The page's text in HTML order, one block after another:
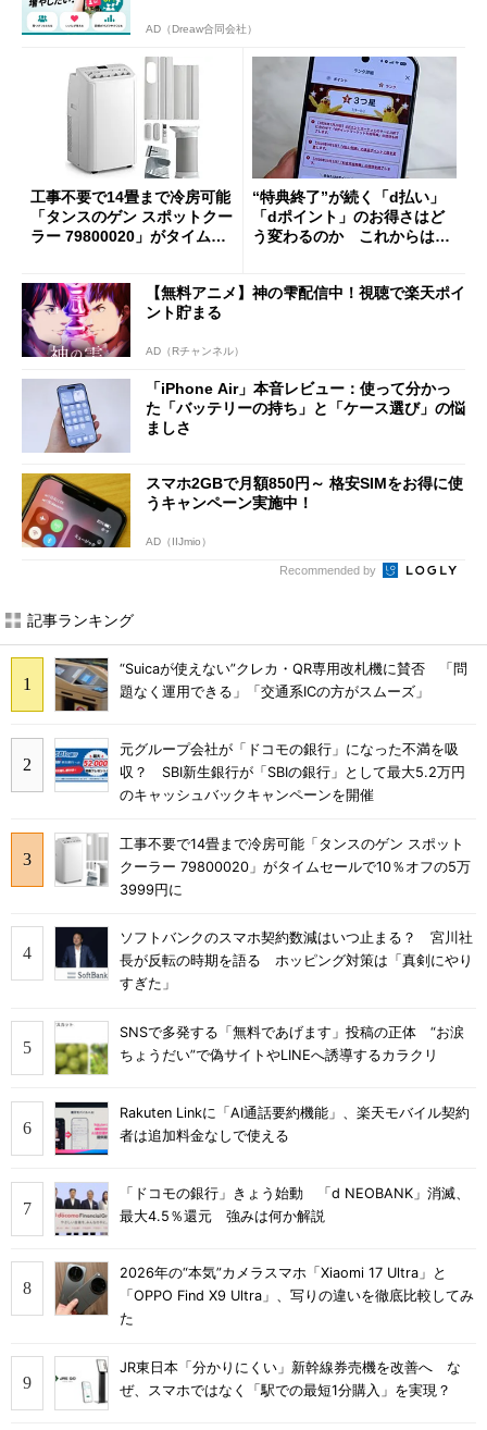
AD（Dreaw合同会社）
工事不要で14畳まで冷房可能
「タンスのゲン スポットクー
ラー 79800020」がタイムセ
“特典終了”が続く「d払い」
「dポイント」のお得さはど
う変わるのか これからは
【無料アニメ】神の雫配信中！視聴で楽天ポイ
ント貯まる
AD（Rチャンネル）
「iPhone Air」本音レビュー：使って分かっ
た「バッテリーの持ち」と「ケース選び」の悩
ましさ
スマホ2GBで月額850円～ 格安SIMをお得に使
うキャンペーン実施中！
AD（IIJmio）
Recommended by
記事ランキング
“Suicaが使えない”クレカ・QR専用改札機に賛否 「問
題なく運用できる」「交通系ICの方がスムーズ」
元グループ会社が「ドコモの銀行」になった不満を吸
収？ SBI新生銀行が「SBIの銀行」として最大5.2万円
のキャッシュバックキャンペーンを開催
工事不要で14畳まで冷房可能「タンスのゲン スポット
クーラー 79800020」がタイムセールで10％オフの5万
3999円に
ソフトバンクのスマホ契約数減はいつ止まる？ 宮川社
長が反転の時期を語る ホッピング対策は「真剣にやり
すぎた」
SNSで多発する「無料であげます」投稿の正体 “お涙
ちょうだい”で偽サイトやLINEへ誘導するカラクリ
Rakuten Linkに「AI通話要約機能」、楽天モバイル契約
者は追加料金なしで使える
「ドコモの銀行」きょう始動 「d NEOBANK」消滅、
最大4.5％還元 強みは何か解説
2026年の“本気”カメラスマホ「Xiaomi 17 Ultra」と
「OPPO Find X9 Ultra」、写りの違いを徹底比較してみ
た
JR東日本「分かりにくい」新幹線券売機を改善へ な
ぜ、スマホではなく「駅での最短1分購入」を実現？